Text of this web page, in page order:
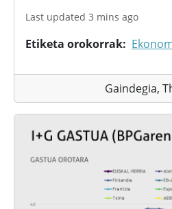
Last updated 3 mins ago
Etiketa orokorrak
Gaindegia,